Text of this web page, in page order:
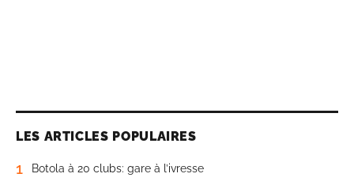
LES ARTICLES POPULAIRES
1 Botola à 20 clubs: gare à l’ivresse